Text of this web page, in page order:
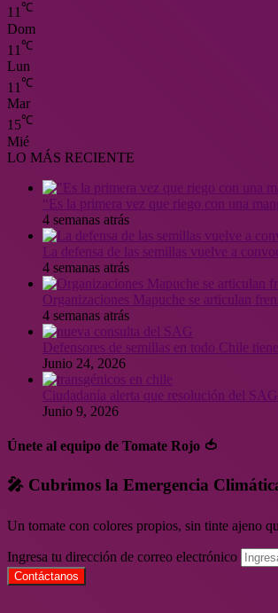
11℃
Dom
11 ℃
Lun
11 ℃
Mar
15℃
Mié
LO MÁS RECIENTE
“Es la primera vez que riego con una
4 semanas atrás
La defensa de las semillas vuelve a
4 semanas atrás
Organizaciones Mapuche se articulan
4 semanas atrás
Defensores de semillas en todo Chile
Junio 24, 2026
Ciudadanía alerta que resolución del
Junio 9, 2026
Únete al equipo de Tomate Rojo 🍅
🎤 Cubrimos la Emergencia
Un tomate con colores propios, sin tinte ajeno
Ingresa tu dirección de correo electrónico